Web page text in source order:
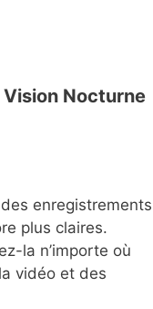
Nocturne
enregistrements
plus claires.
la n’importe où
vidéo et des